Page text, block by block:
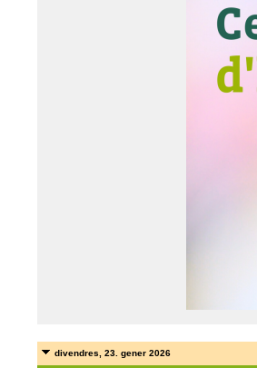
divendres, 23. gener 2026